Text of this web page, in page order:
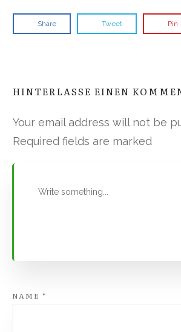
Share Tweet Pin
HINTERLASSE EINEN
Your email address will not be
Required fields are marked
NAME *